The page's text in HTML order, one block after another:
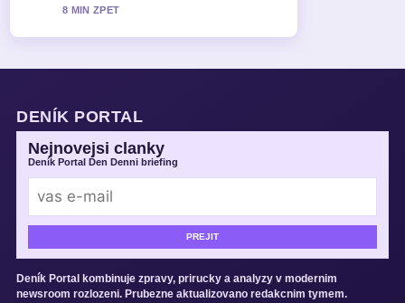
8 MIN ZPET
DENÍK PORTAL
Nejnovejsi clanky
Deník Portal Den Denni briefing
PREJIT
Deník Portal kombinuje zpravy, prirucky a analyzy v modernim
newsroom rozlozeni. Prubezne aktualizovano redakcnim tymem.